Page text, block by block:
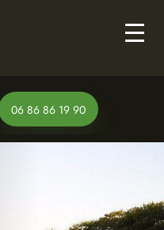
06 86 86 19 90
06 86 86 19 90